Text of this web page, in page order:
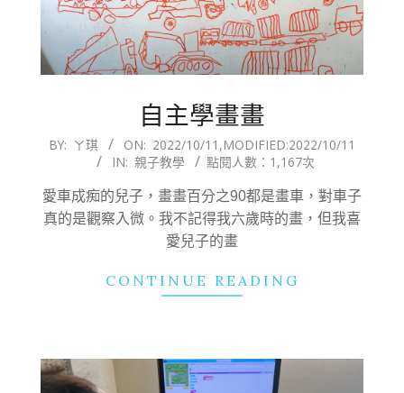
自主學畫畫
2022-
11
BY: ㄚ琪 ON: 2022/10/11 ,MODIFIED:2022/10/11
IN: 親子教學 點閱人數：1,167次
愛車成痴的兒子，畫畫百分之90都是畫車，對車子
真的是觀察入微。我不記得我六歲時的畫，但我喜
愛兒子的畫
CONTINUE READING